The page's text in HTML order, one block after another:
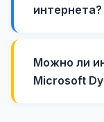
интернета?
Можно ли
Microsoft